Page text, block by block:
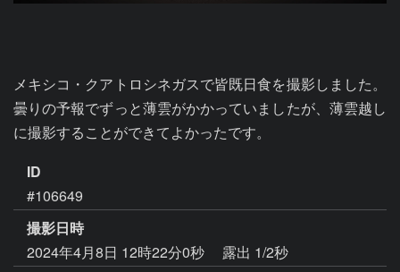
メキシコ・クアトロシネガスで皆既日食を撮影しました。
曇りの予報でずっと薄雲がかかっていましたが、薄雲越し
ID
#106649
撮影日時
2024年4月8日 12時22分0秒
露出 1/2秒